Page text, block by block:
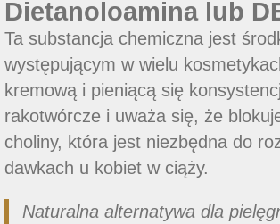
Dietanoloamina lub
Ta substancja chemiczna jest
występującym w wielu
kremową i pieniącą się
rakotwórcze i uważa się, że
choliny, która jest niezbędna do
dawkach u kobiet w ciąży.
Naturalna alternatywa dla